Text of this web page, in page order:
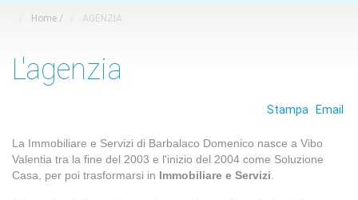
Home / AGENZIA
L'agenzia
Stampa Email
La Immobiliare e Servizi di Barbalaco Domenico nasce a Vibo
Valentia tra la fine del 2003 e l'inizio del 2004 come Soluzione
Casa, per poi trasformarsi in Immobiliare e Servizi